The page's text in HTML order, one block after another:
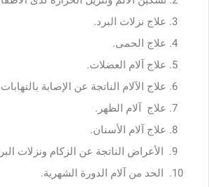
علاج نزلات البرد.
علاج الحمى.
علاج آلام العضلات.
علاج الآلام الناتجة عن الإصابة
علاج آلام الظهر.
علاج آلام الأسنان.
الأعراض الناتجة عن الزكام ونزلات
الحد من آلام الدورة الشهرية.